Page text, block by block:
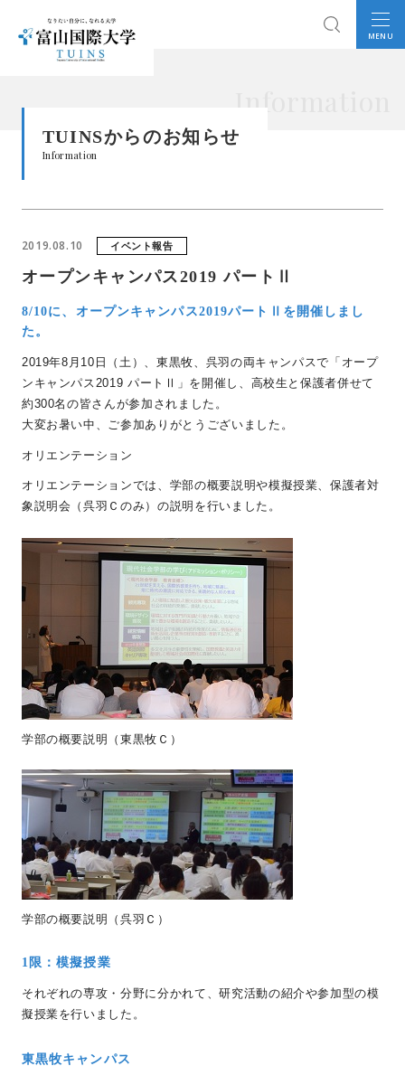
MENU
Information
TUINSからのお知らせ
Information
2019.08.10 イベント報告
オープンキャンパス2019 パートⅡ
8/10に、オープンキャンパス2019パートⅡを開催しまし
た。
2019年8月10日（土）、東黒牧、呉羽の両キャンパスで「オープ
ンキャンパス2019 パートⅡ」を開催し、高校生と保護者併せて
約300名の皆さんが参加されました。
大変お暑い中、ご参加ありがとうございました。
オリエンテーション
オリエンテーションでは、学部の概要説明や模擬授業、保護者対
象説明会（呉羽Ｃのみ）の説明を行いました。
学部の概要説明（東黒牧Ｃ）
学部の概要説明（呉羽Ｃ）
1限：模擬授業
それぞれの専攻・分野に分かれて、研究活動の紹介や参加型の模
擬授業を行いました。
東黒牧キャンパス